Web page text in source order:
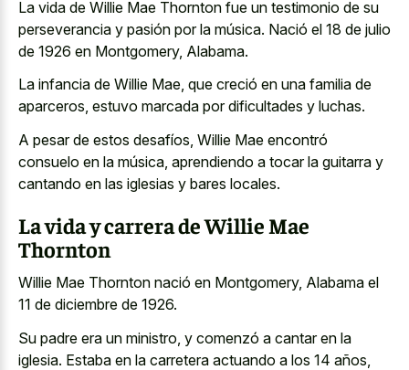
La vida de Willie Mae Thornton fue un testimonio de su
perseverancia y pasión por la música. Nació el 18 de julio
de 1926 en Montgomery, Alabama.
La infancia de Willie Mae, que creció en una familia de
aparceros, estuvo marcada por dificultades y luchas.
A pesar de estos desafíos, Willie Mae encontró
consuelo en la música, aprendiendo a tocar la guitarra y
cantando en las iglesias y bares locales.
La vida y carrera de Willie Mae
Thornton
Willie Mae Thornton nació en Montgomery, Alabama el
11 de diciembre de 1926.
Su padre era un ministro, y comenzó a cantar en la
iglesia. Estaba en la carretera actuando a los 14 años,